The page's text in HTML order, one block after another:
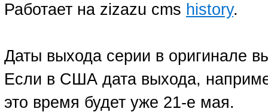
Работает на zizazu cms history.
Даты выхода серии в оригинале
Если в США дата выхода,
это время будет уже 21-е мая.